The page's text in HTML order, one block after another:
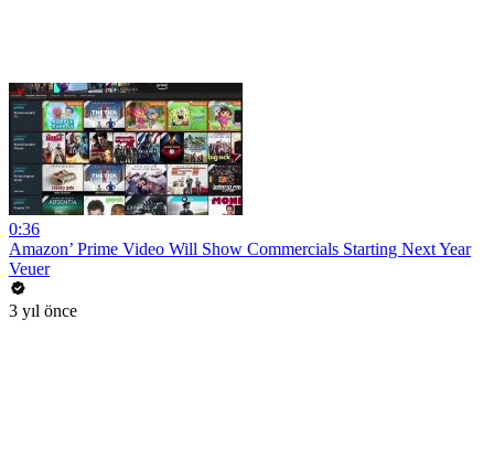
0:36
Amazon’ Prime Video Will Show Commercials Starting Next Year
Veuer
3 yıl önce